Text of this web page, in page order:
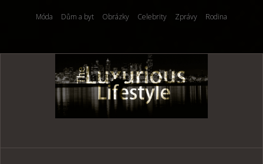
Móda Dům a byt Obrázky Celebrity Zprávy Rodina
Skip